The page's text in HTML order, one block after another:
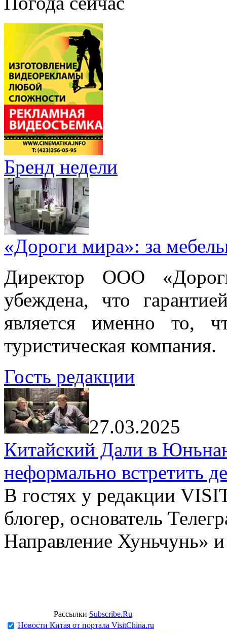
Бренд недели
«Дороги мира»: за
Директор ООО
убеждена, что
является именно то,
туристическая компания.
Гость редакции
27.03.2025
Китайский Дали в
неформально встретить
В гостях у редакции
блогер, основатель
Направление Хуньчунь»
Рассылки Subscribe.Ru
Новости Китая от портала VisitChina.ru